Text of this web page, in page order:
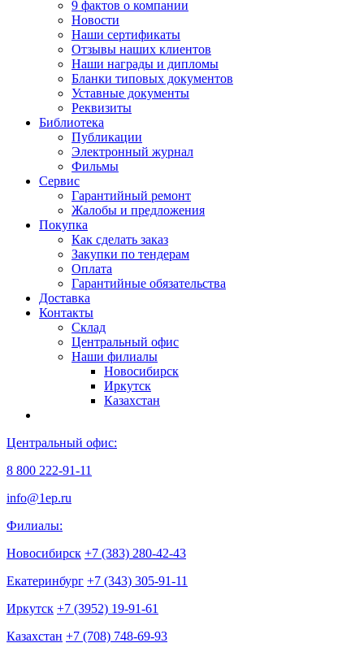
9 фактов о компании
Новости
Наши сертификаты
Отзывы наших клиентов
Наши награды и дипломы
Бланки типовых документов
Уставные документы
Реквизиты
Библиотека
Публикации
Электронный журнал
Фильмы
Сервис
Гарантийный ремонт
Жалобы и предложения
Покупка
Как сделать заказ
Закупки по тендерам
Оплата
Гарантийные обязательства
Доставка
Контакты
Склад
Центральный офис
Наши филиалы
Новосибирск
Иркутск
Казахстан
Центральный офис:
8 800 222-91-11
info@1ep.ru
Филиалы:
Новосибирск +7 (383) 280-42-43
Екатеринбург +7 (343) 305-91-11
Иркутск +7 (3952) 19-91-61
Казахстан +7 (708) 748-69-93